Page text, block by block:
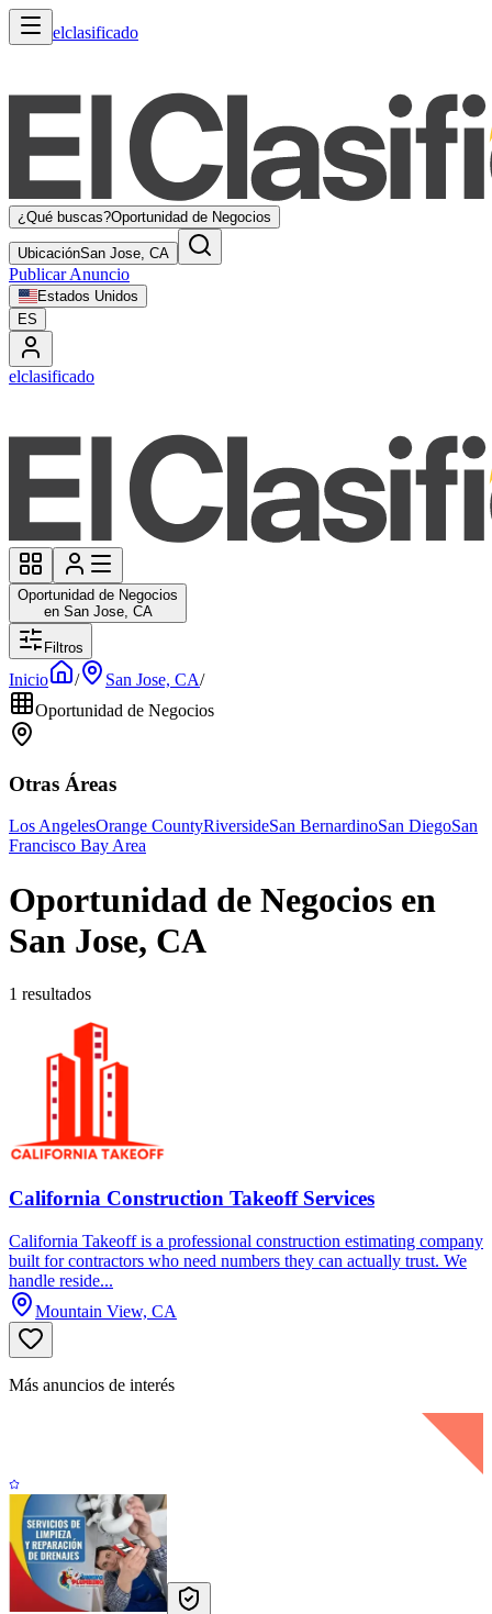
elclasificado
¿Qué buscas?Oportunidad de Negocios
UbicaciónSan Jose, CA
Publicar Anuncio
Estados Unidos
ES
elclasificado
Oportunidad de Negocios
en San Jose, CA
Filtros
Inicio / San Jose, CA/
Oportunidad de Negocios
Otras Áreas
Los AngelesOrange CountyRiversideSan BernardinoSan DiegoSan
Francisco Bay Area
Oportunidad de Negocios en
San Jose, CA
1 resultados
California Construction Takeoff Services
California Takeoff is a professional construction estimating company
built for contractors who need numbers they can actually trust. We
handle reside...
Mountain View, CA
Más anuncios de interés